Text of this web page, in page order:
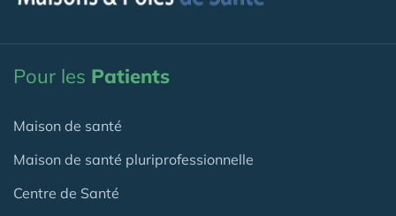
Pour les Patients
Maison de santé
Maison de santé pluriprofessionnelle
Centre de Santé